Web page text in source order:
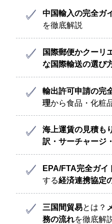
中国輸入の完全ガ
を徹底解説
国際郵便かクーリ
な国際輸送の選び
輸出許可申請の完
理から食品・化粧
海上運賃の見積も
訳・サーチャージ
EPA/FTA完全ガイ
する経済連携協定
三国間貿易とは？
務の流れを徹底解